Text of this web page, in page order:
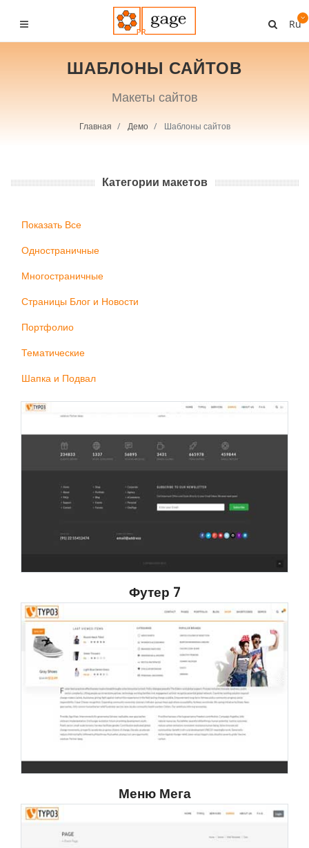
Ru
ШАБЛОНЫ САЙТОВ
Макеты сайтов
Главная Демо Шаблоны сайтов
Категории макетов
Показать Все
Одностраничные
Многостраничные
Страницы Блог и Новости
Портфолио
Тематические
Шапка и Подвал
Футер 7
Меню Мега